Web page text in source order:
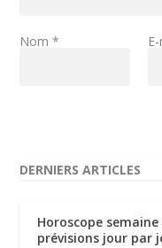
Nom*
DERNIERS ARTICLES
Horoscope
prévisions jour par